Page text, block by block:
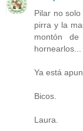
Pilar no
pirra y la
montón
Ya está
Bicos.
Laura.